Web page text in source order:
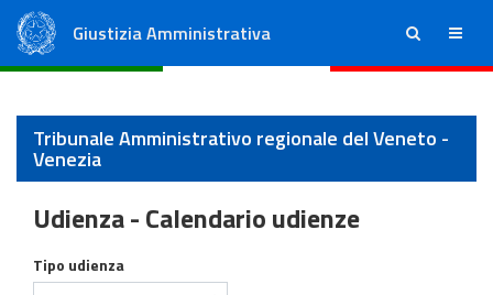
Giustizia Amministrativa ricerca menu
Tribunale Amministrativo regionale del Veneto -
Venezia
Udienza - Calendario udienze
Calendario Udienze
Tipo udienza